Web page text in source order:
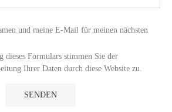
und meine E-Mail für meinen nächsten
dieses Formulars stimmen Sie der
Ihrer Daten durch diese Website zu.